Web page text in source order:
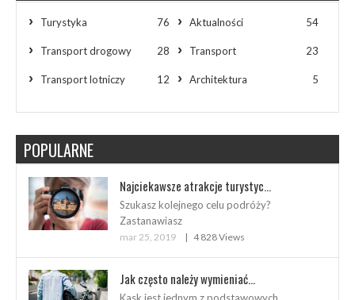
Turystyka 76 Aktualności 54
Transport drogowy 28 Transport 23
Transport lotniczy 12 Architektura 5
POPULARNE
Najciekawsze atrakcje turystyc...
Szukasz kolejnego celu podróży?
Zastanawiasz
mar 25, 2019 4 828 Views
Jak często należy wymieniać...